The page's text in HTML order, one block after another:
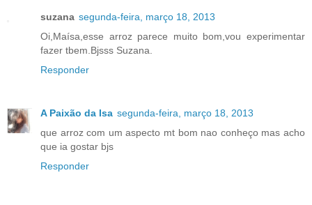
suzana segunda-feira, março 18, 2013
Oi,Maísa,esse arroz parece muito bom,vou experimentar
fazer tbem.Bjsss Suzana.
Responder
A Paixão da Isa segunda-feira, março 18, 2013
que arroz com um aspecto mt bom nao conheço mas acho
que ia gostar bjs
Responder